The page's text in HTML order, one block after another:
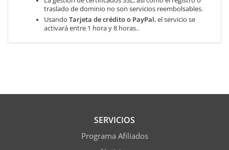
traslado de dominio no son servicios reembolsables.
Usando Tarjeta de crédito o PayPal, el servicio se
activará entre 1 hora y 8 horas..
SERVICIOS
Programa Afiliados